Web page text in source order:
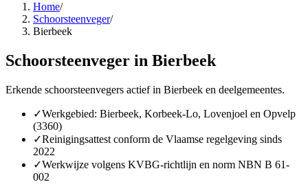
Home/
Schoorsteenveger/
Bierbeek
Schoorsteenveger in Bierbeek
Erkende schoorsteenvegers actief in Bierbeek en deelgemeentes.
✓Werkgebied: Bierbeek, Korbeek-Lo, Lovenjoel en Opvelp
(3360)
✓Reinigingsattest conform de Vlaamse regelgeving sinds
2022
✓Werkwijze volgens KVBG-richtlijn en norm NBN B 61-
002